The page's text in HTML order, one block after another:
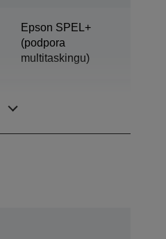
Epson SPEL+
(podpora
multitaskingu)